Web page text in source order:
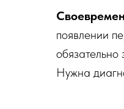
появлении
Нужна